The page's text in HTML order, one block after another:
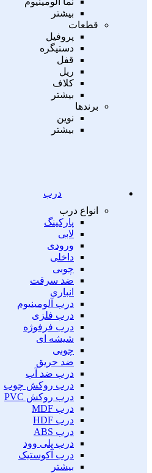
بیشتر
قطعات
پروفیل
دستیگره
قفل
ریل
کلاف
بیشتر
برندها
نوین
بیشتر
درب
انواع درب
پارکینگ
لابی
ورودی
داخلی
چوبی
ضد سرقت
انباری
درب آلومینیوم
درب فلزی
درب فرفوژه
شیشه ای
چوبی
ضد حریق
درب ضد آب
درب روکش چوب
درب روکش PVC
درب MDF
درب HDF
درب ABS
درب پلی وود
درب آکوستیک
بیشتر